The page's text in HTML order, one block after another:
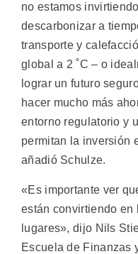
no estamos
descarbonizar a
transporte y
global a 2 ˚C – o
lograr un futuro
hacer mucho más
entorno regulatorio y
permitan la inversión
añadió Schulze.
«Es importante ver
están convirtiendo en
lugares», dijo Nils
Escuela de Finanzas